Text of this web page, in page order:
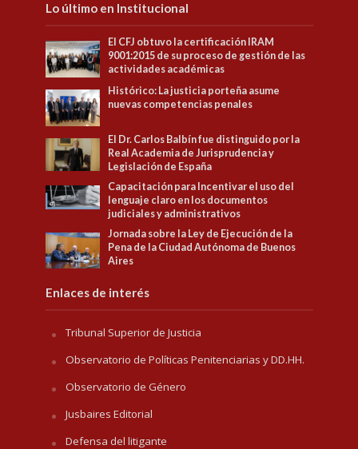
Lo último en Institucional
El CFJ obtuvo la certificación IRAM
9001:2015 de su proceso de gestión de las
actividades académicas
Histórico: La justicia porteña asume
nuevas competencias penales
El Dr. Carlos Balbín fue distinguido por la
Real Academia de Jurisprudencia y
Legislación de España
Capacitación para Incentivar el uso del
lenguaje claro en los documentos
judiciales y administrativos
Jornada sobre la Ley de Ejecución de la
Pena de la Ciudad Autónoma de Buenos
Aires
Enlaces de interés
Tribunal Superior de Justicia
Observatorio de Políticas Penitenciarias y DD.HH.
Observatorio de Género
Jusbaires Editorial
Defensa del litigante